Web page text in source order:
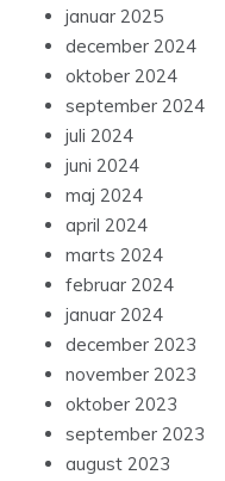
januar 2025
december 2024
oktober 2024
september 2024
juli 2024
juni 2024
maj 2024
april 2024
marts 2024
februar 2024
januar 2024
december 2023
november 2023
oktober 2023
september 2023
august 2023